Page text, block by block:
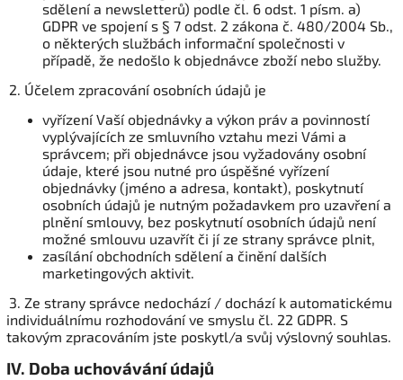
sdělení a newsletterů) podle čl. 6 odst. 1 písm. a)
GDPR ve spojení s § 7 odst. 2 zákona č. 480/2004 Sb.,
o některých službách informační společnosti v
případě, že nedošlo k objednávce zboží nebo služby.
2. Účelem zpracování osobních údajů je
vyřízení Vaší objednávky a výkon práv a povinností
vyplývajících ze smluvního vztahu mezi Vámi a
správcem; při objednávce jsou vyžadovány osobní
údaje, které jsou nutné pro úspěšné vyřízení
objednávky (jméno a adresa, kontakt), poskytnutí
osobních údajů je nutným požadavkem pro uzavření a
plnění smlouvy, bez poskytnutí osobních údajů není
možné smlouvu uzavřít či jí ze strany správce plnit,
zasílání obchodních sdělení a činění dalších
marketingových aktivit.
3. Ze strany správce nedochází / dochází k automatickému
individuálnímu rozhodování ve smyslu čl. 22 GDPR. S
takovým zpracováním jste poskytl/a svůj výslovný souhlas.
IV. Doba uchovávání údajů